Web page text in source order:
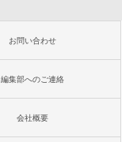
お問い合わせ
編集部へのご連絡
会社概要